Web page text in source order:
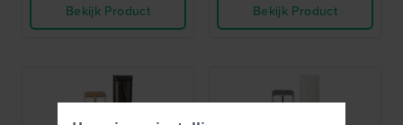
Bekijk Product
Bekijk Product